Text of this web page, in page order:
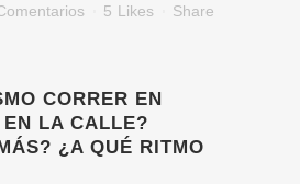
5 Likes Share
CORRER EN
EN LA CALLE?
¿A QUÉ RITMO